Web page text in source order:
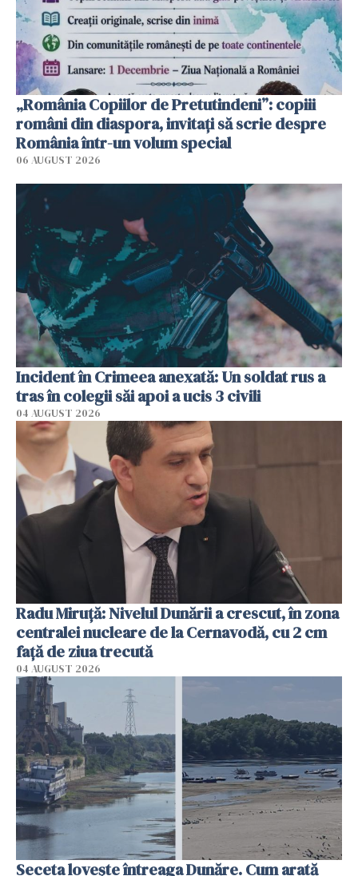
„România Copiilor de Pretutindeni”: copiii
români din diaspora, invitați să scrie despre
România într-un volum special
06 AUGUST 2026
Incident în Crimeea anexată: Un soldat rus a
tras în colegii săi apoi a ucis 3 civili
04 AUGUST 2026
Radu Miruţă: Nivelul Dunării a crescut, în zona
centralei nucleare de la Cernavodă, cu 2 cm
faţă de ziua trecută
04 AUGUST 2026
Seceta lovește întreaga Dunăre. Cum arată